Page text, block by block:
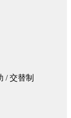
/ 交替制